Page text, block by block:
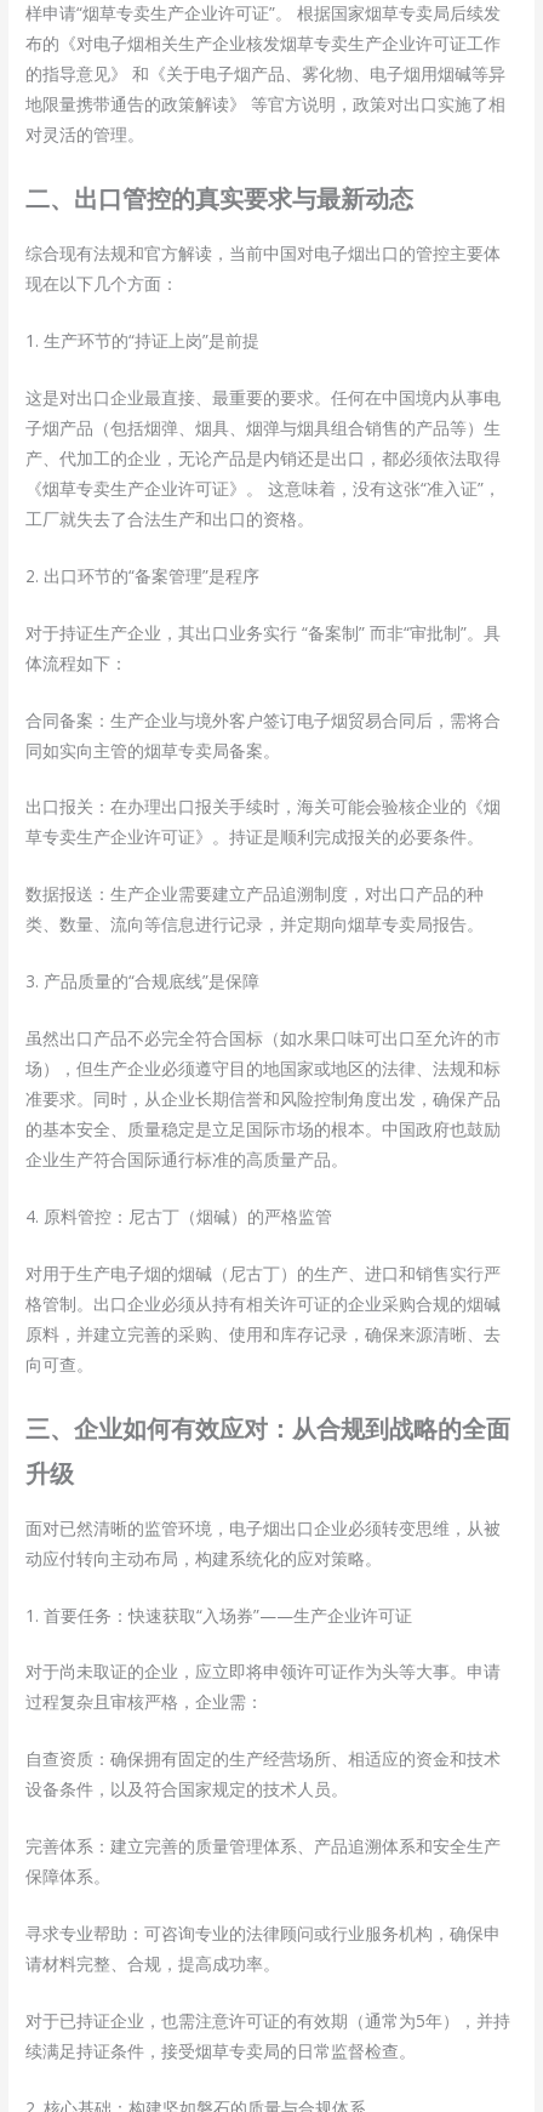
样申请“烟草专卖生产企业许可证”。 根据国家烟草专卖局后续发
布的《对电子烟相关生产企业核发烟草专卖生产企业许可证工作
的指导意见》 和《关于电子烟产品、雾化物、电子烟用烟碱等异
地限量携带通告的政策解读》 等官方说明，政策对出口实施了相
对灵活的管理。
二、出口管控的真实要求与最新动态
综合现有法规和官方解读，当前中国对电子烟出口的管控主要体
现在以下几个方面：
1. 生产环节的“持证上岗”是前提
这是对出口企业最直接、最重要的要求。任何在中国境内从事电
子烟产品（包括烟弹、烟具、烟弹与烟具组合销售的产品等）生
产、代加工的企业，无论产品是内销还是出口，都必须依法取得
《烟草专卖生产企业许可证》。 这意味着，没有这张“准入证”，
工厂就失去了合法生产和出口的资格。
2. 出口环节的“备案管理”是程序
对于持证生产企业，其出口业务实行 “备案制” 而非“审批制”。具
体流程如下：
合同备案：生产企业与境外客户签订电子烟贸易合同后，需将合
同如实向主管的烟草专卖局备案。
出口报关：在办理出口报关手续时，海关可能会验核企业的《烟
草专卖生产企业许可证》。持证是顺利完成报关的必要条件。
数据报送：生产企业需要建立产品追溯制度，对出口产品的种
类、数量、流向等信息进行记录，并定期向烟草专卖局报告。
3. 产品质量的“合规底线”是保障
虽然出口产品不必完全符合国标（如水果口味可出口至允许的市
场），但生产企业必须遵守目的地国家或地区的法律、法规和标
准要求。同时，从企业长期信誉和风险控制角度出发，确保产品
的基本安全、质量稳定是立足国际市场的根本。中国政府也鼓励
企业生产符合国际通行标准的高质量产品。
4. 原料管控：尼古丁（烟碱）的严格监管
对用于生产电子烟的烟碱（尼古丁）的生产、进口和销售实行严
格管制。出口企业必须从持有相关许可证的企业采购合规的烟碱
原料，并建立完善的采购、使用和库存记录，确保来源清晰、去
向可查。
三、企业如何有效应对：从合规到战略的全面
升级
面对已然清晰的监管环境，电子烟出口企业必须转变思维，从被
动应付转向主动布局，构建系统化的应对策略。
1. 首要任务：快速获取“入场券”——生产企业许可证
对于尚未取证的企业，应立即将申领许可证作为头等大事。申请
过程复杂且审核严格，企业需：
自查资质：确保拥有固定的生产经营场所、相适应的资金和技术
设备条件，以及符合国家规定的技术人员。
完善体系：建立完善的质量管理体系、产品追溯体系和安全生产
保障体系。
寻求专业帮助：可咨询专业的法律顾问或行业服务机构，确保申
请材料完整、合规，提高成功率。
对于已持证企业，也需注意许可证的有效期（通常为5年），并持
续满足持证条件，接受烟草专卖局的日常监督检查。